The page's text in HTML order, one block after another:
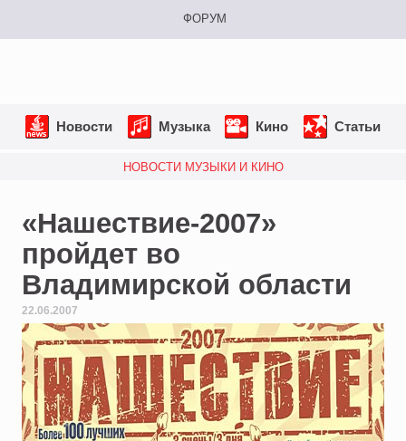
ФОРУМ
Новости Музыка Кино Статьи
НОВОСТИ МУЗЫКИ И КИНО
«Нашествие-2007»
пройдет во
Владимирской области
22.06.2007